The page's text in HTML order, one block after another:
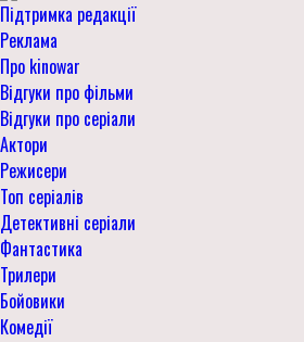
Підтримка редакції
Реклама
Про kinowar
Відгуки про фільми
Відгуки про серіали
Актори
Режисери
Топ серіалів
Детективні серіали
Фантастика
Трилери
Бойовики
Комедії